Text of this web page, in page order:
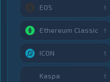
EOS 1
Ethereum Classic 1
ICON 1
Kaspa 1